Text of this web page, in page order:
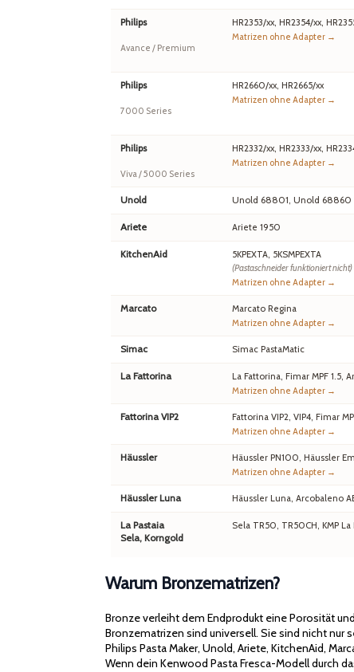
Philips
Avance / Premium
HR2353/xx, HR2354/xx,
Matrizen ohne Adapter →
Philips
7000 Series
HR2660/xx, HR2665/xx
Matrizen ohne Adapter →
Philips
Viva / 5000 Series
HR2332/xx, HR2333/xx,
Matrizen ohne Adapter →
Unold Unold 68801, Unold 68860
Ariete Ariete 1950
KitchenAid
5KPEXTA, 5KSMPEXTA
(Pastaschneider funktioniert nicht)
Matrizen ohne Adapter →
Marcato
Marcato Regina
Matrizen ohne Adapter →
Simac Simac PastaMatic
La Fattorina
La Fattorina, Fimar MPF 1.5,
Matrizen ohne Adapter →
Fattorina VIP2
Fattorina VIP2, VIP4, Fimar
Matrizen ohne Adapter →
Häussler
Häussler PN100, Häussler
Matrizen ohne Adapter →
Häussler Luna Häussler Luna, Arcobaleno
La Pastaia
Sela, Korngold
Sela TR50, TR50CH, KMP
Warum Bronzematrizen?
Bronze verleiht dem Endprodukt eine Porosität
Bronzematrizen sind universell. Sie sind nicht nur
Philips Pasta Maker, Unold, Ariete, KitchenAid,
Wenn dein Kenwood Pasta Fresca-Modell durch